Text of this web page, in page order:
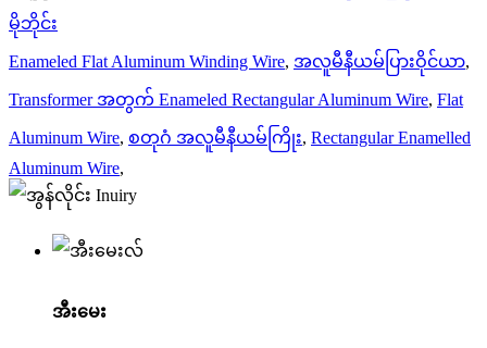
မိုဘိုင်း
Enameled Flat Aluminum Winding Wire, အလူမီနီယမ်ပြားဝိုင်ယာ,
Transformer အတွက် Enameled Rectangular Aluminum Wire, Flat
Aluminum Wire, စတုဂံ အလူမီနီယမ်ကြိုး, Rectangular Enamelled
Aluminum Wire,
အီးမေး